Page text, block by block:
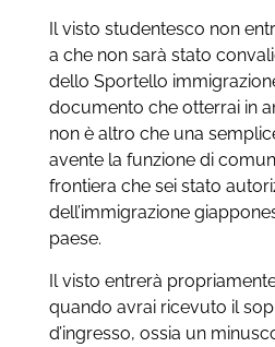
Il visto studentesco non
a che non sarà stato
dello Sportello
documento che otterrai in
non è altro che una
avente la funzione di
frontiera che sei stato
dell’immigrazione
paese.
Il visto entrerà
quando avrai ricevuto il
d’ingresso, ossia un